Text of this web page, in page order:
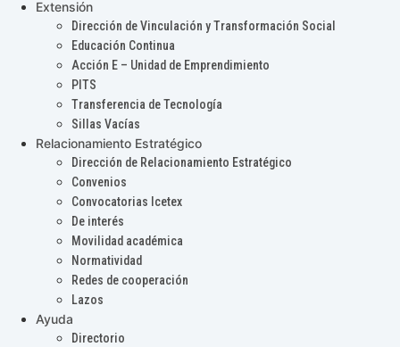
Extensión
Dirección de Vinculación y Transformación Social
Educación Continua
Acción E – Unidad de Emprendimiento
PITS
Transferencia de Tecnología
Sillas Vacías
Relacionamiento Estratégico
Dirección de Relacionamiento Estratégico
Convenios
Convocatorias Icetex
De interés
Movilidad académica
Normatividad
Redes de cooperación
Lazos
Ayuda
Directorio